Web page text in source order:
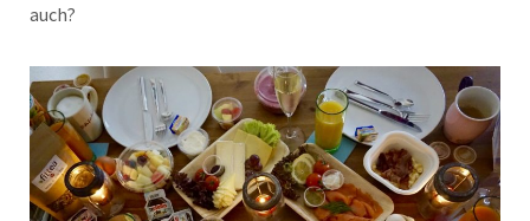
auch?